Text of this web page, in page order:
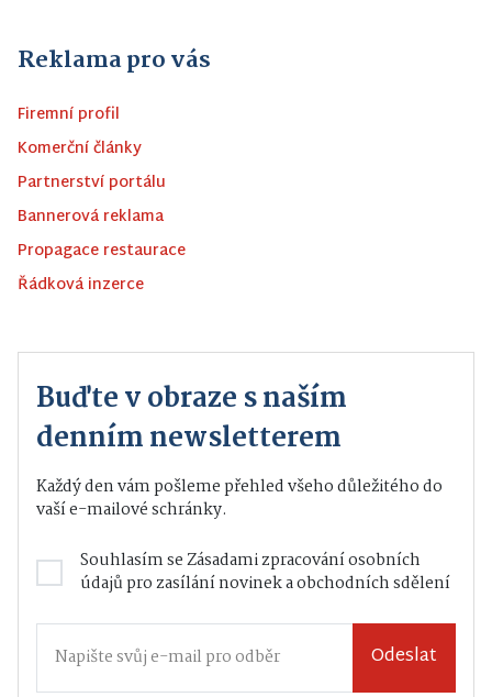
Reklama pro vás
Firemní profil
Komerční články
Partnerství portálu
Bannerová reklama
Propagace restaurace
Řádková inzerce
Buďte v obraze s naším
denním newsletterem
Každý den vám pošleme přehled všeho důležitého do
vaší e-mailové schránky.
Souhlasím se Zásadami zpracování osobních
údajůpro zasílání novinek a obchodních sdělení
Odeslat